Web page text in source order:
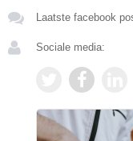
Laatste facebook
Sociale media: